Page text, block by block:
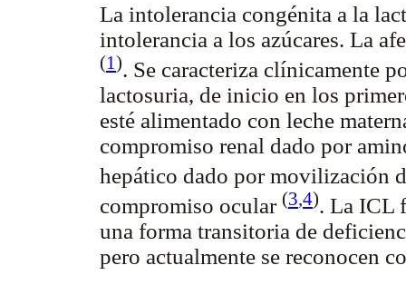
La intolerancia congénita a la
intolerancia a los azúcares. La
(1). Se caracteriza clínicamente
lactosuria, de inicio en los
esté alimentado con leche
compromiso renal dado por
hepático dado por movilización
compromiso ocular (3,4). La ICL
una forma transitoria de
pero actualmente se reconocen